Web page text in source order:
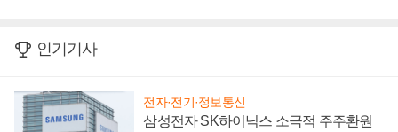
인기기사
전자·전기·정보통신
삼성전자 SK하이닉스 소극적 주주환원